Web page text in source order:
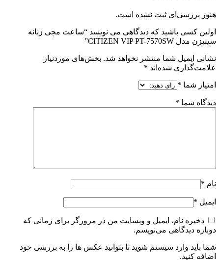
هنوز بررسی‌ای ثبت نشده است.
اولین کسی باشید که دیدگاهی می نویسد “ساعت مچی زنانه
سیتیزن مدل CITIZEN VIP PT-7570SW”
نشانی ایمیل شما منتشر نخواهد شد. بخش‌های موردنیاز
علامت‌گذاری شده‌اند *
امتیاز شما *
دیدگاه شما *
نام *
ایمیل *
ذخیره نام، ایمیل و وبسایت من در مرورگر برای زمانی که
دوباره دیدگاهی می‌نویسم.
شما باید وارد سیستم شوید تا بتوانید عکس ها را به بررسی خود
اضافه کنید.